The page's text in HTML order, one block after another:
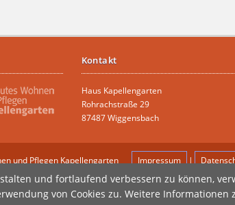
Kontakt
Haus Kapellengarten
Rohrachstraße 29
87487 Wiggensbach
und Pflegen Kapellengarten Impressum |
und fortlaufend verbessern zu können,
von Cookies zu. Weitere Informationen